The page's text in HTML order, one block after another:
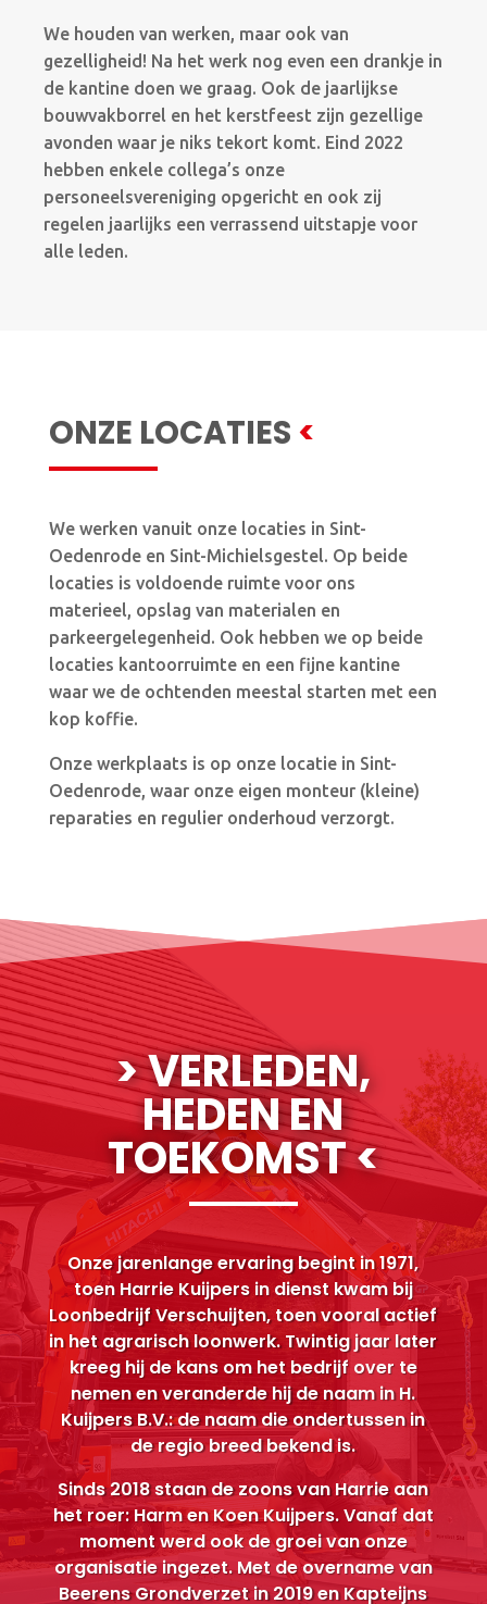
We houden van werken, maar ook van
gezelligheid! Na het werk nog even een drankje in
de kantine doen we graag. Ook de jaarlijkse
bouwvakborrel en het kerstfeest zijn gezellige
avonden waar je niks tekort komt. Eind 2022
hebben enkele collega’s onze
personeelsvereniging opgericht en ook zij
regelen jaarlijks een verrassend uitstapje voor
alle leden.
ONZE LOCATIES <
We werken vanuit onze locaties in Sint-
Oedenrode en Sint-Michielsgestel. Op beide
locaties is voldoende ruimte voor ons
materieel, opslag van materialen en
parkeergelegenheid. Ook hebben we op beide
locaties kantoorruimte en een fijne kantine
waar we de ochtenden meestal starten met een
kop koffie.
Onze werkplaats is op onze locatie in Sint-
Oedenrode, waar onze eigen monteur (kleine)
reparaties en regulier onderhoud verzorgt.
> VERLEDEN,
HEDEN EN
TOEKOMST <
Onze jarenlange ervaring begint in 1971,
toen Harrie Kuijpers in dienst kwam bij
Loonbedrijf Verschuijten, toen vooral actief
in het agrarisch loonwerk. Twintig jaar later
kreeg hij de kans om het bedrijf over te
nemen en veranderde hij de naam in H.
Kuijpers B.V.: de naam die ondertussen in
de regio breed bekend is.
Sinds 2018 staan de zoons van Harrie aan
het roer: Harm en Koen Kuijpers. Vanaf dat
moment werd ook de groei van onze
organisatie ingezet. Met de overname van
Beerens Grondverzet in 2019 en Kapteijns